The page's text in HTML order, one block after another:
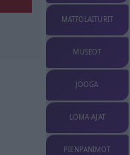
MATTOLAITURIT
MUSEOT
JOOGA
LOMA-AJAT
PIENPANIMOT